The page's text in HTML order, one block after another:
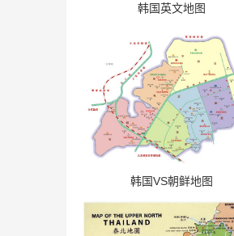
韩国英文地图
韩国VS朝鲜地图